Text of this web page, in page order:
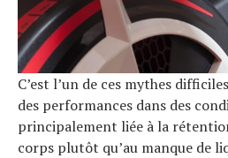
C’est l’un de ces mythes
des performances dans des
principalement liée à la
corps plutôt qu’au manque de